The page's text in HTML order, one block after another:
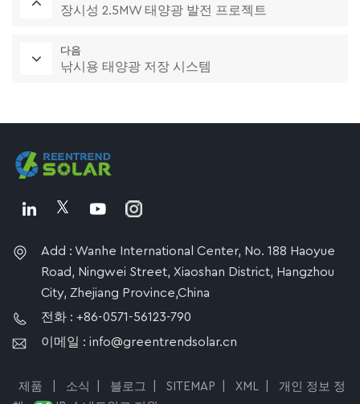
장시성 2.5MW 태양광 발전 프로젝트
다음
낚시용 태양광 저장 시스템
Add : Wanhe International Center, No. 188 Haoyue
Road, Ningwei Street, Xiaoshan District, Hangzhou
City, Zhejiang Province,China
전화 : +86-0571-56123-790
이메일 : info@greentrendsolar.cn
제품 소식 블로그 SITEMAP XML
개인 정보 정